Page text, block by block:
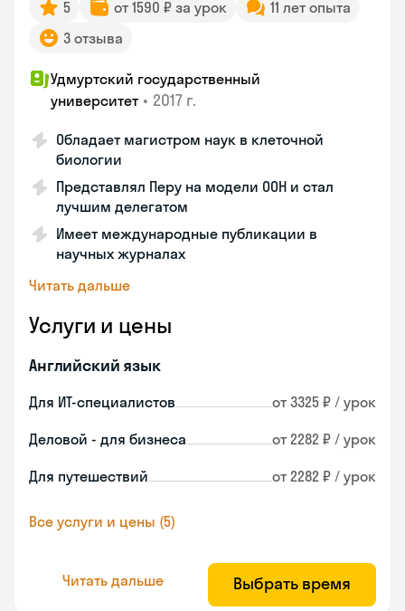
5 от 1590 ₽ за урок
11 лет опыта
3 отзыва
Удмуртский государственный
университет • 2017 г.
Обладает магистром наук в клеточной
биологии
Представлял Перу на модели ООН и стал
лучшим делегатом
Имеет международные публикации в
научных журналах
Читать дальше
Услуги и цены
Английский язык
Для ИТ-специалистов от 3325 ₽ / урок
Деловой - для бизнеса от 2282 ₽ / урок
Для путешествий от 2282 ₽ / урок
Все услуги и цены (5)
Читать дальше Выбрать время